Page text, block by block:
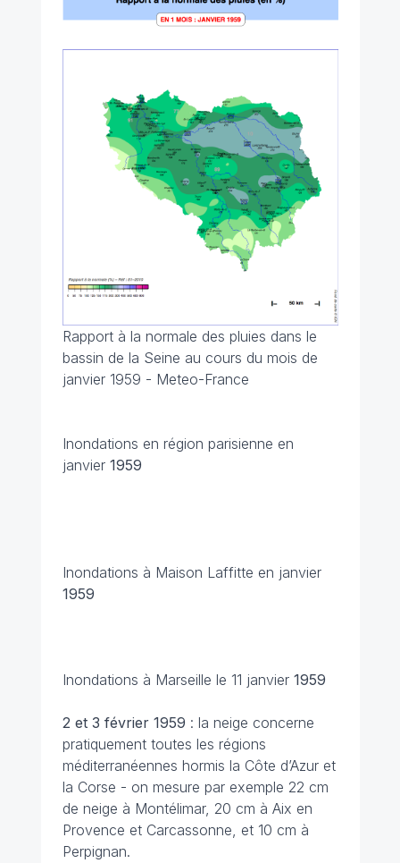
Rapport à la normale des pluies dans le
bassin de la Seine au cours du mois de
janvier 1959 - Meteo-France
Inondations en région parisienne en
janvier1959
Inondations à Maison Laffitte en janvier
1959
Inondations à Marseille le 11 janvier 1959
2 et 3 février 1959 : la neige concerne
pratiquement toutes les régions
méditerranéennes hormis la Côte d’Azur et
la Corse - on mesure par exemple 22 cm
de neige à Montélimar, 20 cm à Aix en
Provence et Carcassonne, et 10 cm à
Perpignan.